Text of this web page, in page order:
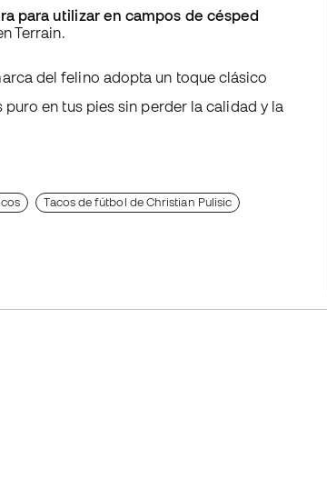
para utilizar en campos de césped
Terrain.
del felino adopta un toque clásico
en tus pies sin perder la calidad y la
Tacos de fútbol de Christian Pulisic